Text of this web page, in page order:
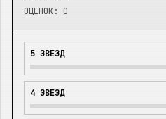
ОЦЕНОК: 0
5 ЗВЕЗД
4 ЗВЕЗД